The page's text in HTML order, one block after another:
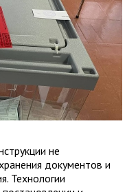
не
документов и
Технологии